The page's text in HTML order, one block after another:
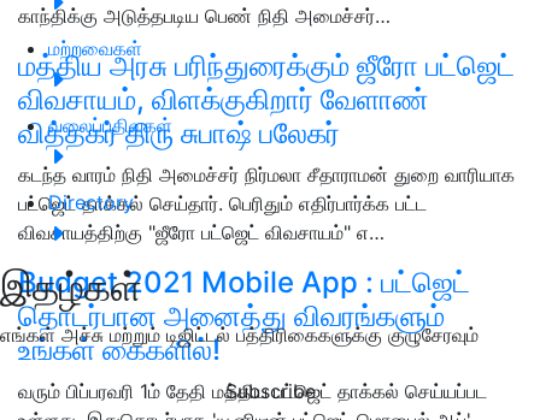
மற்றவைகள்
வலைப்பதிவுகள்
Directory
இதழ்கள்
எங்கள் அச்சு மற்றும் டிஜிட்டல் பத்திரிகைகளுக்கு குழுசேரவும்
Subscribe
காந்திக்கு அடுத்தபடிய பெண் நிதி அமைச்சர்…
மத்திய அரசு பரிந்துரைக்கும் ஜீரோ பட்ஜெட்
விவசாயம், விளக்குகிறார் வேளாண்
வித்தகர் திரு சுபாஷ் பலேகர்
கடந்த வாரம் நிதி அமைச்சர் நிர்மலா சீதாராமன் துறை வாரியாக
பட்ஜெட் தாக்கல் செய்தார். பெரிதும் எதிர்பார்க்க பட்ட
விவசாயத்திற்கு "ஜீரோ பட்ஜெட் விவசாயம்" எ…
Budget 2021 Mobile App : பட்ஜெட்
தொடர்பான அனைத்து விவரங்களும்
உங்கள் கைகளில்!
வரும் பிப்பரவரி 1ம் தேதி மத்திய பட்ஜெட் தாக்கல் செய்யப்பட